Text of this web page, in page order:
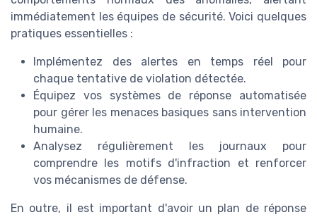
immédiatement les équipes de sécurité. Voici quelques
pratiques essentielles :
Implémentez des alertes en temps réel pour
chaque tentative de violation détectée.
Équipez vos systèmes de réponse automatisée
pour gérer les menaces basiques sans intervention
humaine.
Analysez régulièrement les journaux pour
comprendre les motifs d'infraction et renforcer
vos mécanismes de défense.
En outre, il est important d'avoir un plan de réponse